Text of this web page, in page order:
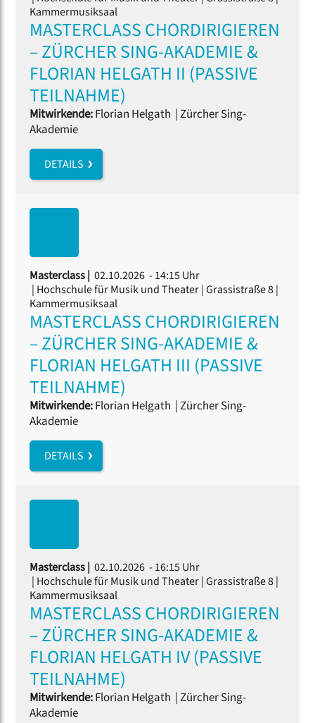
Kammermusiksaal
MASTERCLASS CHORDIRIGIEREN
– ZÜRCHER SING-AKADEMIE &
FLORIAN HELGATH II (PASSIVE
TEILNAHME)
Mitwirkende:Florian Helgath |Zürcher Sing-
Akademie
DETAILS
Masterclass | 02.10.2026 - 14:15 Uhr
| Hochschule für Musik und Theater | Grassistraße 8 |
Kammermusiksaal
MASTERCLASS CHORDIRIGIEREN
– ZÜRCHER SING-AKADEMIE &
FLORIAN HELGATH III (PASSIVE
TEILNAHME)
Mitwirkende:Florian Helgath |Zürcher Sing-
Akademie
DETAILS
Masterclass | 02.10.2026 - 16:15 Uhr
| Hochschule für Musik und Theater | Grassistraße 8 |
Kammermusiksaal
MASTERCLASS CHORDIRIGIEREN
– ZÜRCHER SING-AKADEMIE &
FLORIAN HELGATH IV (PASSIVE
TEILNAHME)
Mitwirkende:Florian Helgath |Zürcher Sing-
Akademie